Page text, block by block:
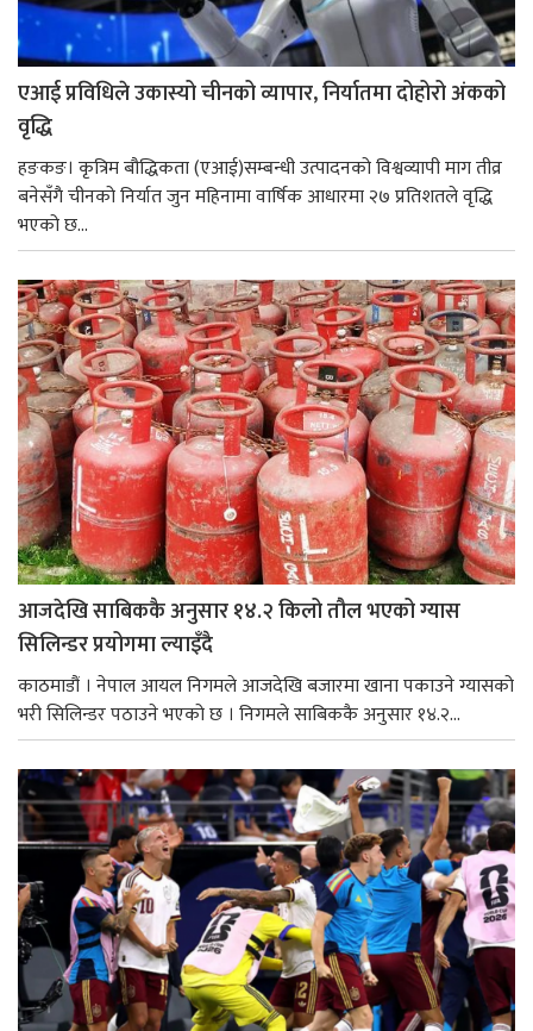
एआई प्रविधिले उकास्यो चीनको व्यापार, निर्यातमा दोहोरो अंकको
वृद्धि
हङकङ। कृत्रिम बौद्धिकता (एआई)सम्बन्धी उत्पादनको विश्वव्यापी माग तीव्र
बनेसँगै चीनको निर्यात जुन महिनामा वार्षिक आधारमा २७ प्रतिशतले वृद्धि
भएको छ...
आजदेखि साबिककै अनुसार १४.२ किलो तौल भएको ग्यास
सिलिन्डर प्रयोगमा ल्याइँदै
काठमाडौं । नेपाल आयल निगमले आजदेखि बजारमा खाना पकाउने ग्यासको
भरी सिलिन्डर पठाउने भएको छ । निगमले साबिककै अनुसार १४.२...